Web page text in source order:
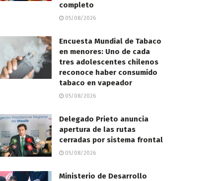
completo
05/08/2026
Encuesta Mundial de Tabaco
en menores: Uno de cada
tres adolescentes chilenos
reconoce haber consumido
tabaco en vapeador
05/08/2026
Delegado Prieto anuncia
apertura de las rutas
cerradas por sistema frontal
05/08/2026
Ministerio de Desarrollo